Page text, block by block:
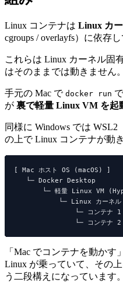
Linux コンテナは Linux カ
cgroups / overlayfs）に依存し
これらは Linux カーネル固
はそのままでは動きません。
手元の Mac で docker run
が 裏で軽量 Linux VM を起
同様に Windows では WSL2
の上で Linux コンテナが動き
[ Mac ホスト OS (macOS) ]
   └─ Docker Desktop
└─ 軽量 Linux VM
           └─ Linux カーネル
               └─ コンテナ 1
「Mac でコンテナを動かす
Linux が乗っていて、その
う二段構えになっています。